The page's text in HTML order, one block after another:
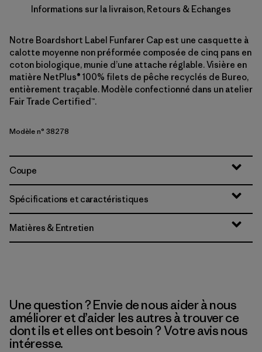
Informations sur la livraison, Retours & Echanges
Notre Boardshort Label Funfarer Cap est une casquette à
calotte moyenne non préformée composée de cinq pans en
coton biologique, munie d’une attache réglable. Visière en
matière NetPlus® 100% filets de pêche recyclés de Bureo,
entièrement traçable. Modèle confectionné dans un atelier
Fair Trade Certified™.
Modèle n° 38278
Coupe
Spécifications et caractéristiques
Matières & Entretien
Une question ? Envie de nous aider à nous
améliorer et d’aider les autres à trouver ce
dont ils et elles ont besoin ? Votre avis nous
intéresse.